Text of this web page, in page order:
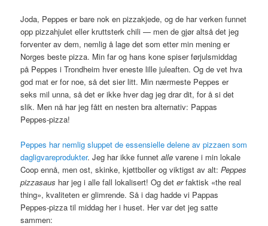
Joda, Peppes er bare nok en pizzakjede, og de har verken funnet
opp pizzahjulet eller kruttsterk chili — men de gjør altså det jeg
forventer av dem, nemlig å lage det som etter min mening er
Norges beste pizza. Min far og hans kone spiser førjulsmiddag
på Peppes i Trondheim hver eneste lille juleaften. Og de vet hva
god mat er for noe, så det sier litt. Min nærmeste Peppes er
seks mil unna, så det er ikke hver dag jeg drar dit, for å si det
slik. Men nå har jeg fått en nesten bra alternativ: Pappas
Peppes-pizza!
Peppes har nemlig sluppet de essensielle delene av pizzaen som
dagligvareprodukter. Jeg har ikke funnetalle varene i min lokale
Coop ennå, men ost, skinke, kjøttboller og viktigst av alt:Peppes
pizzasaus har jeg i alle fall lokalisert! Og deterfaktisk «the real
thing», kvaliteten er glimrende. Så i dag hadde vi Pappas
Peppes-pizza til middag her i huset. Her var det jeg satte
sammen: